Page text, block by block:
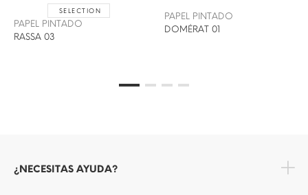
SELECTION
PAPEL PINTADO
RASSA 03
PAPEL PINTADO
DOMÉRAT 01
¿NECESITAS AYUDA?